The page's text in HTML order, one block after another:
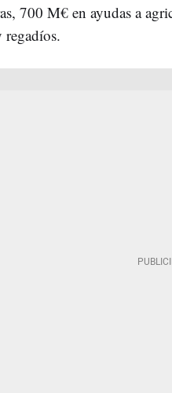
700 M€ en ayudas a
regadíos.